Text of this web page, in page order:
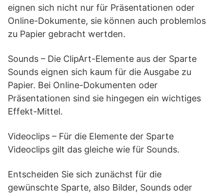
eignen sich nicht nur für Präsentationen oder
Online-Dokumente, sie können auch problemlos
zu Papier gebracht wertden.
Sounds – Die ClipArt-Elemente aus der Sparte
Sounds eignen sich kaum für die Ausgabe zu
Papier. Bei Online-Dokumenten oder
Präsentationen sind sie hingegen ein wichtiges
Effekt-Mittel.
Videoclips – Für die Elemente der Sparte
Videoclips gilt das gleiche wie für Sounds.
Entscheiden Sie sich zunächst für die
gewünschte Sparte, also Bilder, Sounds oder